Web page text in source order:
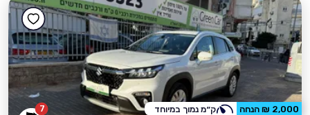
7 2,000 ₪ הנחה ק״מ נמוך במיוחד